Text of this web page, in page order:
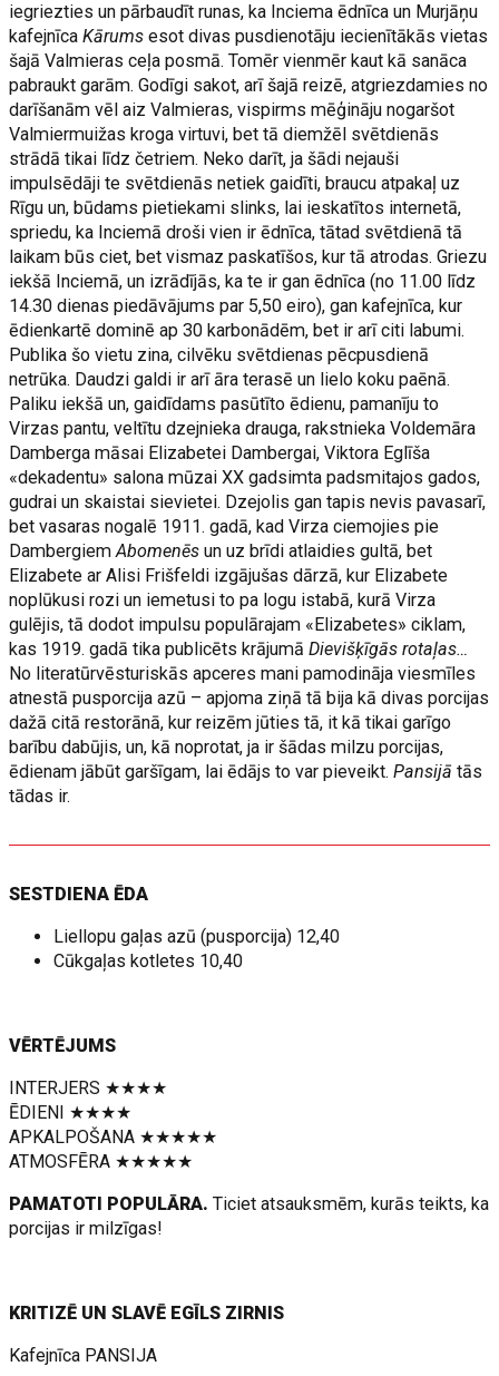
iegriezties un pārbaudīt runas, ka Inciema ēdnīca un Murjāņu
kafejnīcaKārumsesot divas pusdienotāju iecienītākās vietas
šajā Valmieras ceļa posmā. Tomēr vienmēr kaut kā sanāca
pabraukt garām. Godīgi sakot, arī šajā reizē, atgriezdamies no
darīšanām vēl aiz Valmieras, vispirms mēģināju nogaršot
Valmiermuižas kroga virtuvi, bet tā diemžēl svētdienās
strādā tikai līdz četriem. Neko darīt, ja šādi nejauši
impulsēdāji te svētdienās netiek gaidīti, braucu atpakaļ uz
Rīgu un, būdams pietiekami slinks, lai ieskatītos internetā,
spriedu, ka Inciemā droši vien ir ēdnīca, tātad svētdienā tā
laikam būs ciet, bet vismaz paskatīšos, kur tā atrodas. Griezu
iekšā Inciemā, un izrādījās, ka te ir gan ēdnīca (no 11.00 līdz
14.30 dienas piedāvājums par 5,50 eiro), gan kafejnīca, kur
ēdienkartē dominē ap 30 karbonādēm, bet ir arī citi labumi.
Publika šo vietu zina, cilvēku svētdienas pēcpusdienā
netrūka. Daudzi galdi ir arī āra terasē un lielo koku paēnā.
Paliku iekšā un, gaidīdams pasūtīto ēdienu, pamanīju to
Virzas pantu, veltītu dzejnieka drauga, rakstnieka Voldemāra
Damberga māsai Elizabetei Dambergai, Viktora Eglīša
«dekadentu» salona mūzai XX gadsimta padsmitajos gados,
gudrai un skaistai sievietei. Dzejolis gan tapis nevis pavasarī,
bet vasaras nogalē 1911. gadā, kad Virza ciemojies pie
DambergiemAbomenēsun uz brīdi atlaidies gultā, bet
Elizabete ar Alisi Frišfeldi izgājušas dārzā, kur Elizabete
noplūkusi rozi un iemetusi to pa logu istabā, kurā Virza
gulējis, tā dodot impulsu populārajam «Elizabetes» ciklam,
kas 1919. gadā tika publicēts krājumāDievišķīgās rotaļas…
No literatūrvēsturiskās apceres mani pamodināja viesmīles
atnestā pusporcija azū – apjoma ziņā tā bija kā divas porcijas
dažā citā restorānā, kur reizēm jūties tā, it kā tikai garīgo
barību dabūjis, un, kā noprotat, ja ir šādas milzu porcijas,
ēdienam jābūt garšīgam, lai ēdājs to var pieveikt.Pansijātās
tādas ir.
SESTDIENA ĒDA
Liellopu gaļas azū (pusporcija) 12,40
Cūkgaļas kotletes 10,40
VĒRTĒJUMS
INTERJERS ★★★★
ĒDIENI ★★★★
APKALPOŠANA ★★★★★
ATMOSFĒRA ★★★★★
PAMATOTI POPULĀRA. Ticiet atsauksmēm, kurās teikts, ka
porcijas ir milzīgas!
KRITIZĒ UN SLAVĒ EGĪLS ZIRNIS
Kafejnīca PANSIJA